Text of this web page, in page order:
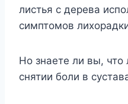
листья с дерева
симптомов
Но знаете ли вы,
снятии боли в